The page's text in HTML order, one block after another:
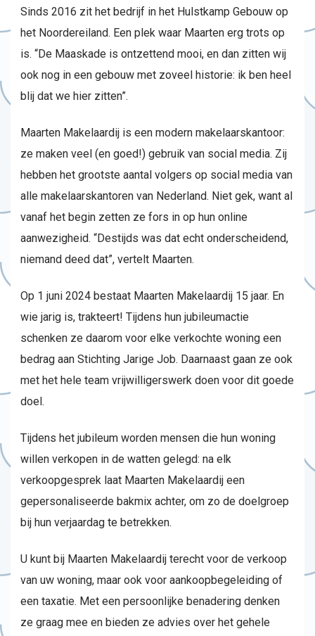
Sinds 2016 zit het bedrijf in het Hulstkamp Gebouw op
het Noordereiland. Een plek waar Maarten erg trots op
is. “De Maaskade is ontzettend mooi, en dan zitten wij
ook nog in een gebouw met zoveel historie: ik ben heel
blij dat we hier zitten”.
Maarten Makelaardij is een modern makelaarskantoor:
ze maken veel (en goed!) gebruik van social media. Zij
hebben het grootste aantal volgers op social media van
alle makelaarskantoren van Nederland. Niet gek, want al
vanaf het begin zetten ze fors in op hun online
aanwezigheid. “Destijds was dat echt onderscheidend,
niemand deed dat”, vertelt Maarten.
Op 1 juni 2024 bestaat Maarten Makelaardij 15 jaar. En
wie jarig is, trakteert! Tijdens hun jubileumactie
schenken ze daarom voor elke verkochte woning een
bedrag aan Stichting Jarige Job. Daarnaast gaan ze ook
met het hele team vrijwilligerswerk doen voor dit goede
doel.
Tijdens het jubileum worden mensen die hun woning
willen verkopen in de watten gelegd: na elk
verkoopgesprek laat Maarten Makelaardij een
gepersonaliseerde bakmix achter, om zo de doelgroep
bij hun verjaardag te betrekken.
U kunt bij Maarten Makelaardij terecht voor de verkoop
van uw woning, maar ook voor aankoopbegeleiding of
een taxatie. Met een persoonlijke benadering denken
ze graag mee en bieden ze advies over het gehele